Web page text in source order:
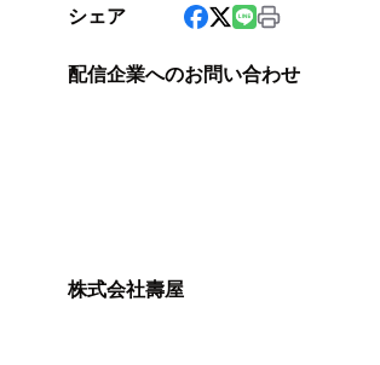
シェア
配信企業へのお問い合わせ
株式会社壽屋